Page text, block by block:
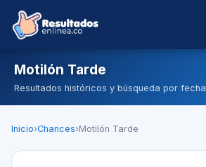
Motilón Tarde
Resultados históricos y búsqueda por fecha
Inicio›Chances›Motilón Tarde